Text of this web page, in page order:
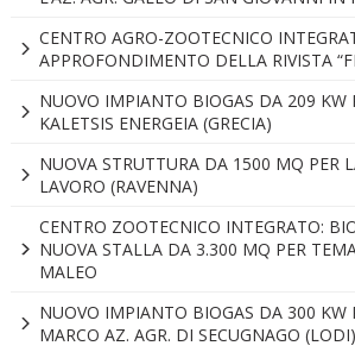
CENTRO AGRO-ZOOTECNICO
APPROFONDIMENTO DELLA RIVISTA
NUOVO IMPIANTO BIOGAS DA 209 KW
KALETSIS ENERGEIA (GRECIA)
NUOVA STRUTTURA DA 1500 MQ PER
LAVORO (RAVENNA)
CENTRO ZOOTECNICO INTEGRATO:
NUOVA STALLA DA 3.300 MQ PER
MALEO
NUOVO IMPIANTO BIOGAS DA 300 KW
MARCO AZ. AGR. DI SECUGNAGO (LODI)